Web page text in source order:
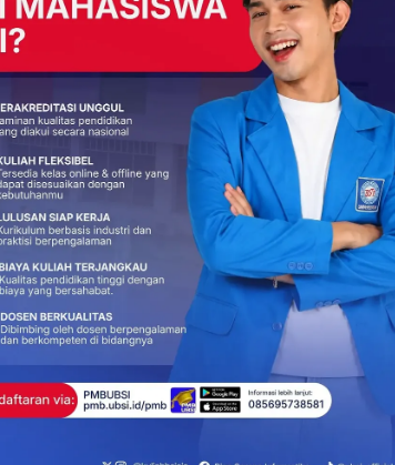
19,” lanjut Adit.
Kebun Anggur, BSD Sampora, Tangerang
aplikasi antar-jemput mulai pukul
berkembang. Bukan hanya untuk
pekerjaan. Ia pun berharap usaha kulinernya
masa depan nanti,” tandasnya.
usaha. Ilmu tersebut ia dapat dari
selalu mendukung mahasiswanya yang